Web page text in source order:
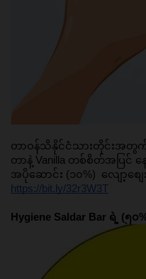
တာဝန်သိနိုင်ငံသားတိုင်းအ
တာနဲ့ Vanilla တစ်စိတ်အပြင်
အပိုဆောင်း (၁၀%) လျော့စျေ
https://bit.ly/32r3W3T
Hygiene Saldar Bar ရဲ့ (၅၀